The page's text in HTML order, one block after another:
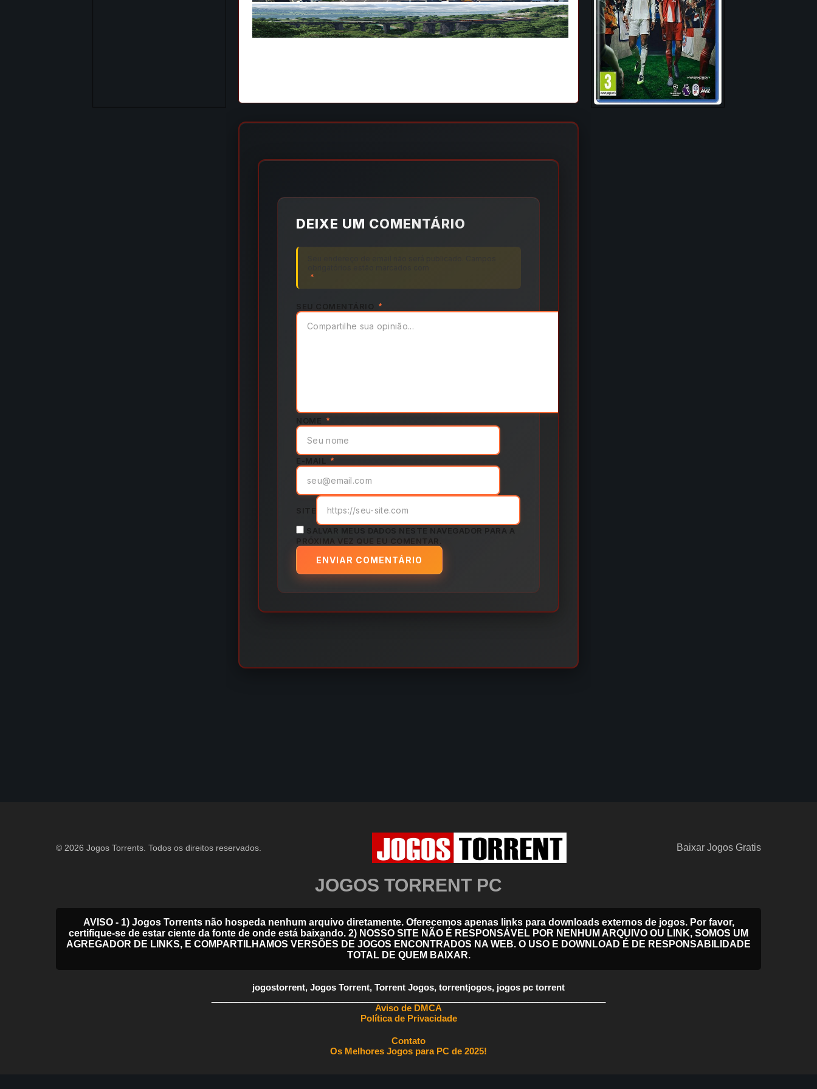
DEIXE UM COMENTÁRIO
*
*
*
E-MAIL *
SALVAR MEUS DADOS NESTE NAVEGADOR PARA A
PRÓXIMA VEZ QUE EU COMENTAR.
© 2026 Jogos Torrents. Todos os direitos reservados. Baixar Jogos Gratis
JOGOS TORRENT PC
AVISO - 1) Jogos Torrents não hospeda nenhum arquivo diretamente. Oferecemos apenas links para downloads externos de jogos. Por favor,
certifique-se de estar ciente da fonte de onde está baixando. 2) NOSSO SITE NÃO É RESPONSÁVEL POR NENHUM ARQUIVO OU LINK, SOMOS UM
AGREGADOR DE LINKS, E COMPARTILHAMOS VERSÕES DE JOGOS ENCONTRADOS NA WEB. O USO E DOWNLOAD É DE RESPONSABILIDADE
TOTAL DE QUEM BAIXAR.
jogostorrent, Jogos Torrent, Torrent Jogos, torrentjogos, jogos pc torrent
Aviso de DMCA
Política de Privacidade
Contato
Os Melhores Jogos para PC de 2025!